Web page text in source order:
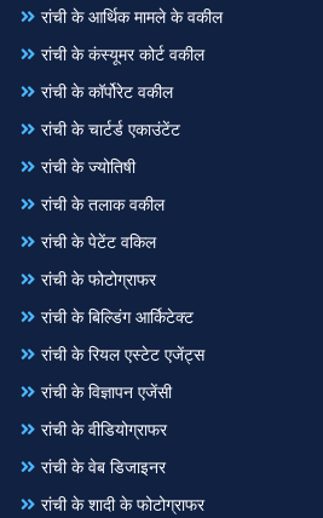
रांची के आर्थिक मामले के वकील
रांची के कंस्यूमर कोर्ट वकील
रांची के कॉर्पोरेट वकील
रांची के चार्टर्ड एकाउंटेंट
रांची के ज्योतिषी
रांची के तलाक वकील
रांची के पेटेंट वकिल
रांची के फोटोग्राफर
रांची के बिल्डिंग आर्किटेक्ट
रांची के रियल एस्टेट एजेंट्स
रांची के विज्ञापन एजेंसी
रांची के वीडियोग्राफर
रांची के वेब डिजाइनर
रांची के शादी के फोटोग्राफर